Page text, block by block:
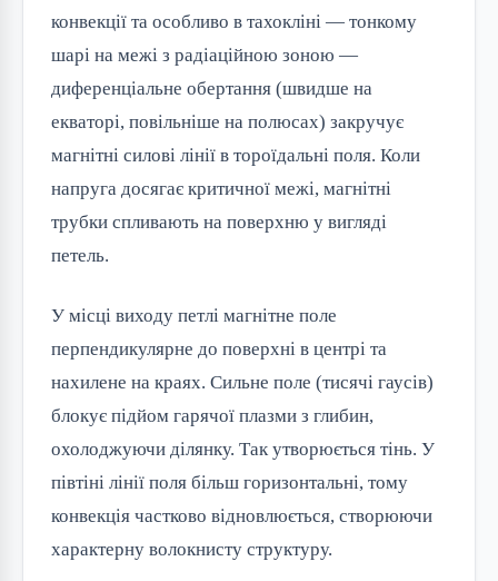
конвекції та особливо в тахокліні — тонкому
шарі на межі з радіаційною зоною —
диференціальне обертання (швидше на
екваторі, повільніше на полюсах) закручує
магнітні силові лінії в тороїдальні поля. Коли
напруга досягає критичної межі, магнітні
трубки спливають на поверхню у вигляді
петель.
У місці виходу петлі магнітне поле
перпендикулярне до поверхні в центрі та
нахилене на краях. Сильне поле (тисячі гаусів)
блокує підйом гарячої плазми з глибин,
охолоджуючи ділянку. Так утворюється тінь. У
півтіні лінії поля більш горизонтальні, тому
конвекція частково відновлюється, створюючи
характерну волокнисту структуру.